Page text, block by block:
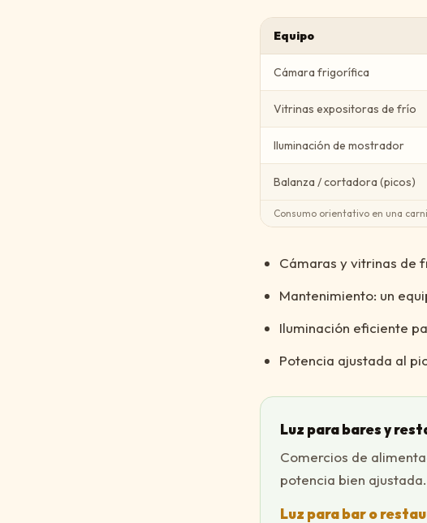
Equipo
Cámara frigorífica
Vitrinas expositoras de frío
Iluminación de mostrador
Balanza / cortadora (picos)
Consumo orientativo en una
Cámaras y vitrinas de
Mantenimiento: un
Iluminación eficiente
Potencia ajustada al
Luz para bares y
Comercios de
potencia bien
Luz para bar o